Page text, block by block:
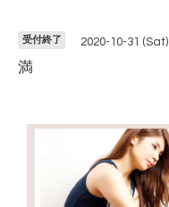
受付終了 2020-10-31 (Sat)
満